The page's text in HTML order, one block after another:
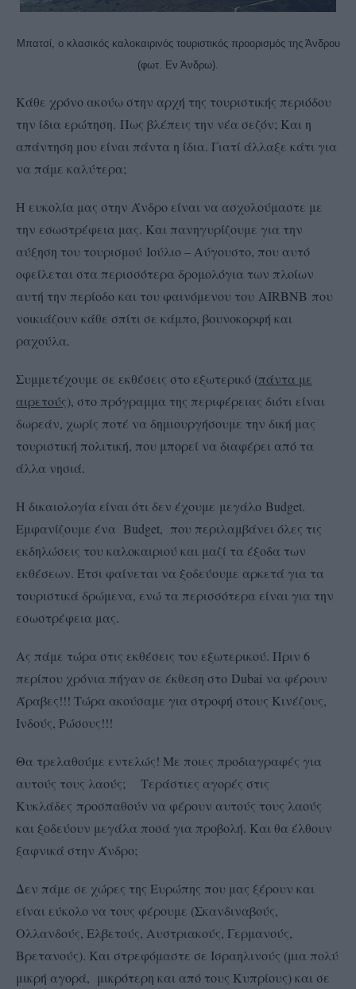
Μπατσί, ο κλασικός καλοκαιρινός τουριστικός προορισμός της Άνδρου
(φωτ. Εν Άνδρω).
Κάθε χρόνο ακούω στην αρχή της τουριστικής περιόδου
την ίδια ερώτηση. Πως βλέπεις την νέα σεζόν; Και η
απάντηση μου είναι πάντα η ίδια. Γιατί άλλαξε κάτι για
να πάμε καλύτερα;
Η ευκολία μας στην Άνδρο είναι να ασχολούμαστε με
την εσωστρέφεια μας. Και πανηγυρίζουμε για την
αύξηση του τουρισμού Ιούλιο – Αύγουστο, που αυτό
οφείλεται στα περισσότερα δρομολόγια των πλοίων
αυτή την περίοδο και του φαινόμενου του AIRBNB που
νοικιάζουν κάθε σπίτι σε κάμπο, βουνοκορφή και
ραχούλα.
Συμμετέχουμε σε εκθέσεις στο εξωτερικό (πάντα με
αιρετούς), στο πρόγραμμα της περιφέρειας διότι είναι
δωρεάν, χωρίς ποτέ να δημιουργήσουμε την δική μας
τουριστική πολιτική, που μπορεί να διαφέρει από τα
άλλα νησιά.
Η δικαιολογία είναι ότι δεν έχουμε μεγάλο Budget.
Εμφανίζουμε ένα Budget, που περιλαμβάνει όλες τις
εκδηλώσεις του καλοκαιριού και μαζί τα έξοδα των
εκθέσεων. Έτσι φαίνεται να ξοδεύουμε αρκετά για τα
τουριστικά δρώμενα, ενώ τα περισσότερα είναι για την
εσωστρέφεια μας.
Ας πάμε τώρα στις εκθέσεις του εξωτερικού. Πριν 6
περίπου χρόνια πήγαν σε έκθεση στο Dubai να φέρουν
Άραβες!!! Τώρα ακούσαμε για στροφή στους Κινέζους,
Ινδούς, Ρώσους!!!
Θα τρελαθούμε εντελώς! Με ποιες προδιαγραφές για
αυτούς τους λαούς; Τεράστιες αγορές στις
Κυκλάδες προσπαθούν να φέρουν αυτούς τους λαούς
και ξοδεύουν μεγάλα ποσά για προβολή. Και θα έλθουν
ξαφνικά στην Άνδρο;
Δεν πάμε σε χώρες της Ευρώπης που μας ξέρουν και
είναι εύκολο να τους φέρουμε (Σκανδιναβούς,
Ολλανδούς, Ελβετούς, Αυστριακούς, Γερμανούς,
Βρετανούς). Και στρεφόμαστε σε Ισραηλινούς (μια πολύ
μικρή αγορά, μικρότερη και από τους Κυπρίους) και σε